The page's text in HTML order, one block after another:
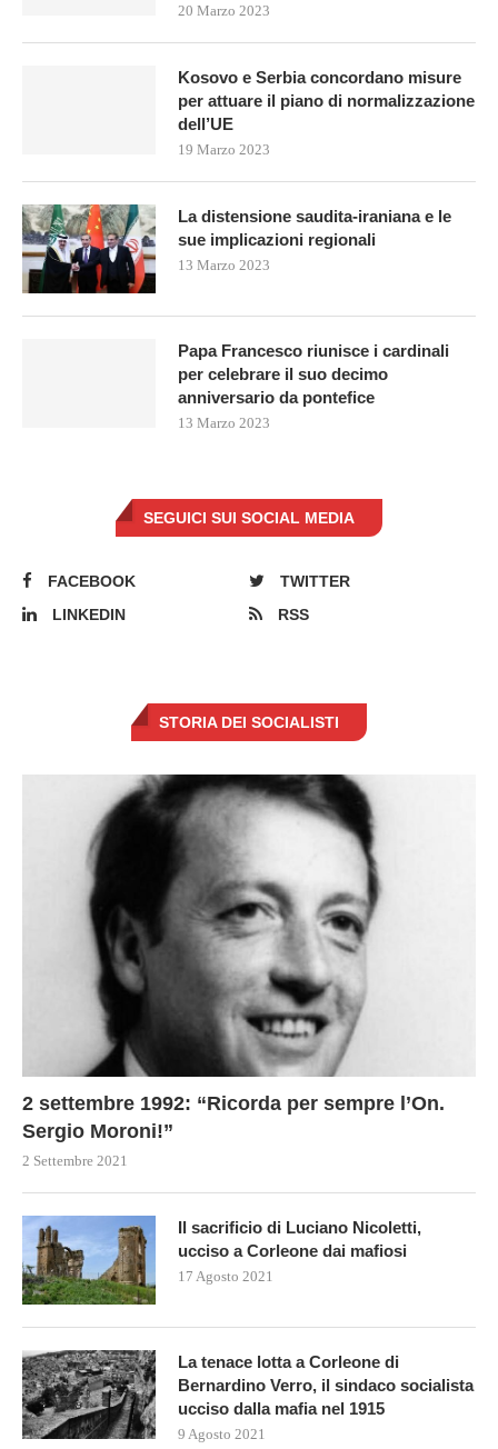
20 Marzo 2023
Kosovo e Serbia concordano misure
per attuare il piano di normalizzazione
dell’UE
19 Marzo 2023
La distensione saudita-iraniana e le
sue implicazioni regionali
13 Marzo 2023
Papa Francesco riunisce i cardinali
per celebrare il suo decimo
anniversario da pontefice
13 Marzo 2023
SEGUICI SUI SOCIAL MEDIA
FACEBOOK
TWITTER
LINKEDIN
RSS
STORIA DEI SOCIALISTI
2 settembre 1992: “Ricorda per sempre l’On.
Sergio Moroni!”
2 Settembre 2021
Il sacrificio di Luciano Nicoletti,
ucciso a Corleone dai mafiosi
17 Agosto 2021
La tenace lotta a Corleone di
Bernardino Verro, il sindaco socialista
ucciso dalla mafia nel 1915
9 Agosto 2021